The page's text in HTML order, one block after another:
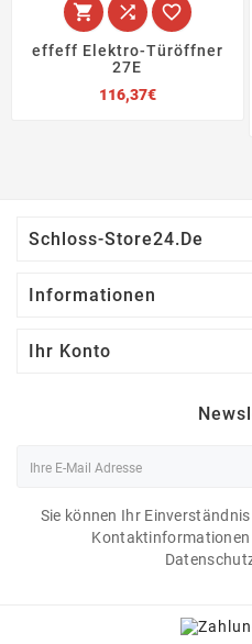
  
effeff Elektro-Türöffner
27E
116,37€Preis
Schloss-Store24.de
Informationen
Ihr Konto
Sie können Ihr
Kontaktinformationen